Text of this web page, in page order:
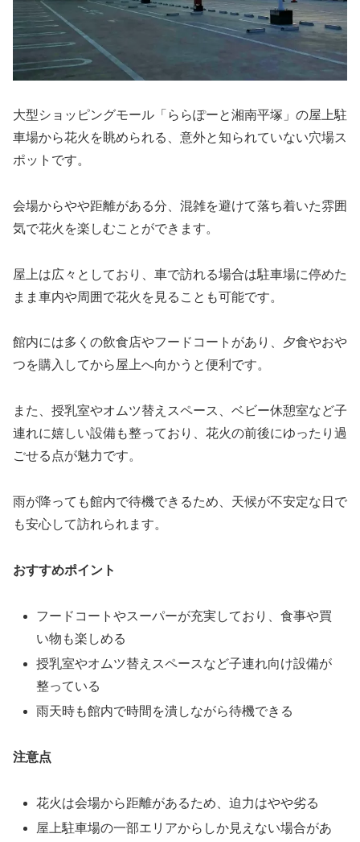
大型ショッピングモール「ららぽーと湘南平塚」の屋上駐
車場から花火を眺められる、意外と知られていない穴場ス
ポットです。
会場からやや距離がある分、混雑を避けて落ち着いた雰囲
気で花火を楽しむことができます。
屋上は広々としており、車で訪れる場合は駐車場に停めた
まま車内や周囲で花火を見ることも可能です。
館内には多くの飲食店やフードコートがあり、夕食やおや
つを購入してから屋上へ向かうと便利です。
また、授乳室やオムツ替えスペース、ベビー休憩室など子
連れに嬉しい設備も整っており、花火の前後にゆったり過
ごせる点が魅力です。
雨が降っても館内で待機できるため、天候が不安定な日で
も安心して訪れられます。
おすすめポイント
フードコートやスーパーが充実しており、食事や買
い物も楽しめる
授乳室やオムツ替えスペースなど子連れ向け設備が
整っている
雨天時も館内で時間を潰しながら待機できる
注意点
花火は会場から距離があるため、迫力はやや劣る
屋上駐車場の一部エリアからしか見えない場合があ